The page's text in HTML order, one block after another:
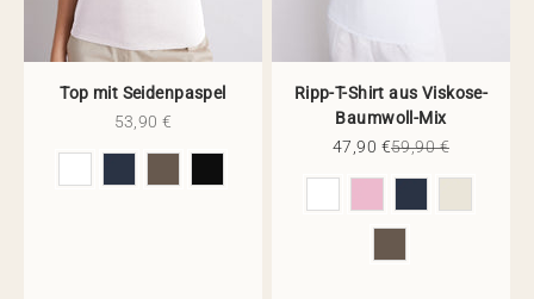
Top mit Seidenpaspel
Angebot
53,90 €
Ripp-T-Shirt aus Viskose-
Baumwoll-Mix
Angebot
47,90 €Regulärer Preis
59,90 €